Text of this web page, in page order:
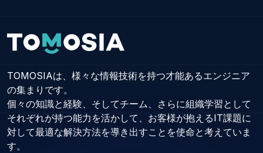
TOMOSIAは、様々な情報技術を持つ才能あるエンジニア
の集まりです。
個々の知識と経験、そしてチーム、さらに組織学習として
それぞれが持つ能力を活かして、お客様が抱えるIT課題に
対して最適な解決方法を導き出すことを使命と考えていま
す。